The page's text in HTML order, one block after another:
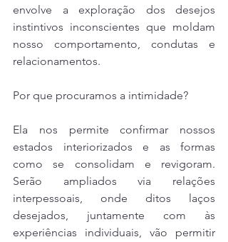
envolve a exploração dos desejos
instintivos inconscientes que moldam
nosso comportamento, condutas e
relacionamentos.
Por que procuramos a intimidade?
Ela nos permite confirmar nossos
estados interiorizados e as formas
como se consolidam e revigoram.
Serão ampliados via relações
interpessoais, onde ditos laços
desejados, juntamente com às
experiências individuais, vão permitir